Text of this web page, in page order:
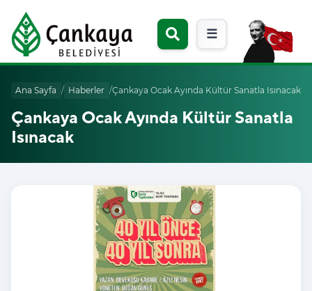
☰
Ana Sayfa / Haberler /Çankaya Ocak Ayında Kültür Sanatla Isınacak
Çankaya Ocak Ayında Kültür Sanatla
Isınacak